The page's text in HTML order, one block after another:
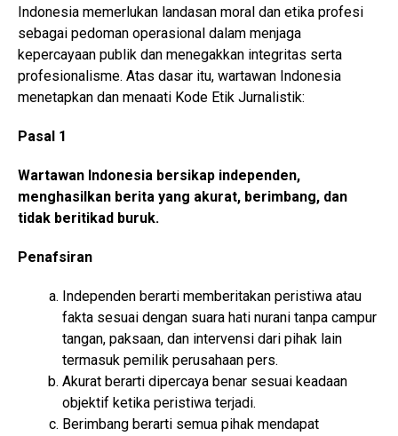
Indonesia memerlukan landasan moral dan etika profesi
sebagai pedoman operasional dalam menjaga
kepercayaan publik dan menegakkan integritas serta
profesionalisme. Atas dasar itu, wartawan Indonesia
menetapkan dan menaati Kode Etik Jurnalistik:
Pasal 1
Wartawan Indonesia bersikap independen,
menghasilkan berita yang akurat, berimbang, dan
tidak beritikad buruk.
Penafsiran
Independen berarti memberitakan peristiwa atau
fakta sesuai dengan suara hati nurani tanpa campur
tangan, paksaan, dan intervensi dari pihak lain
termasuk pemilik perusahaan pers.
Akurat berarti dipercaya benar sesuai keadaan
objektif ketika peristiwa terjadi.
Berimbang berarti semua pihak mendapat